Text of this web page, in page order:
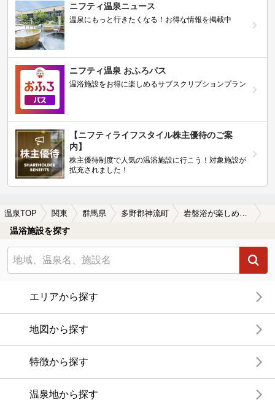
ニフティ温泉ニュース
温泉にもっと行きたくなる！お得な情報を掲載中
ニフティ温泉 おふろパス
温浴施設をお得に楽しめるサブスクリプションプラン
【ニフティライフスタイル株主優待のご案
内】
株主優待制度で人気の温浴施設に行こう！対象施設が
拡充されました！
温泉TOP 関東 群馬県 多野郡神流町
温浴施設を探す
エリアから探す
地図から探す
特徴から探す
温泉地から探す